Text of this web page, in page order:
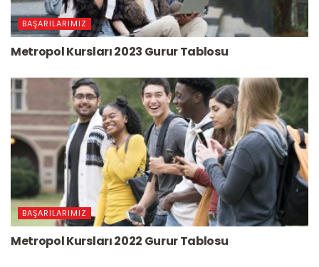
BAŞARILARIMIZ
Metropol Kursları 2023 Gurur Tablosu
BAŞARILARIMIZ
Metropol Kursları 2022 Gurur Tablosu